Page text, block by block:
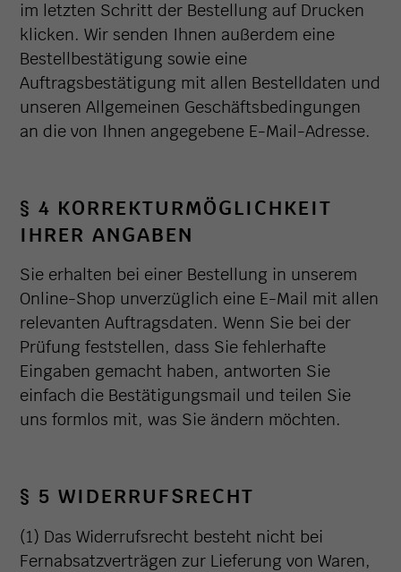
im letzten Schritt der Bestellung auf Drucken
klicken. Wir senden Ihnen außerdem eine
Bestellbestätigung sowie eine
Auftragsbestätigung mit allen Bestelldaten und
unseren Allgemeinen Geschäftsbedingungen
an die von Ihnen angegebene E-Mail-Adresse.
§ 4 KORREKTURMÖGLICHKEIT
IHRER ANGABEN
Sie erhalten bei einer Bestellung in unserem
Online-Shop unverzüglich eine E-Mail mit allen
relevanten Auftragsdaten. Wenn Sie bei der
Prüfung feststellen, dass Sie fehlerhafte
Eingaben gemacht haben, antworten Sie
einfach die Bestätigungsmail und teilen Sie
uns formlos mit, was Sie ändern möchten.
§ 5 WIDERRUFSRECHT
(1) Das Widerrufsrecht besteht nicht bei
Fernabsatzverträgen zur Lieferung von Waren,